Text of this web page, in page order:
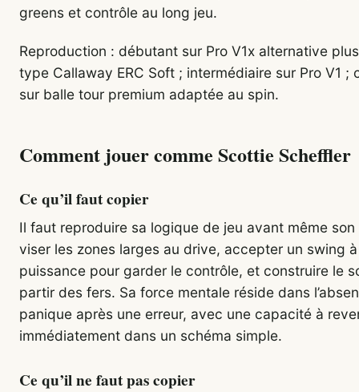
greens et contrôle au long jeu.
Reproduction : débutant sur Pro V1x alternative
type Callaway ERC Soft ; intermédiaire sur Pro V1 ;
sur balle tour premium adaptée au spin.
Comment jouer comme Scottie Scheffler
Ce qu’il faut copier
Il faut reproduire sa logique de jeu avant même
viser les zones larges au drive, accepter un swing
puissance pour garder le contrôle, et construire le
partir des fers. Sa force mentale réside dans
panique après une erreur, avec une capacité à
immédiatement dans un schéma simple.
Ce qu’il ne faut pas copier